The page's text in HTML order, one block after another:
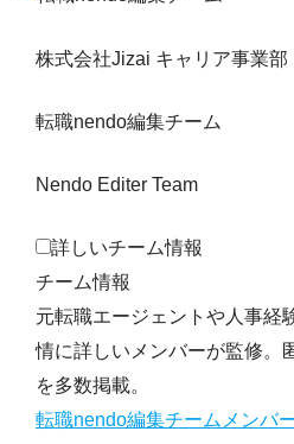
株式会社Jizai キャリア事業部
転職nendo編集チーム
Nendo Editer Team
詳しいチーム情報
チーム情報
元転職エージェントや人事経
情に詳しいメンバーが監修。
を多数掲載。
転職nendo編集チームメンバ